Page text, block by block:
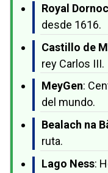
Royal
desde 1616.
Castillo de
rey Carlos III.
MeyGen:
del mundo.
Bealach na
ruta.
Lago Ness: